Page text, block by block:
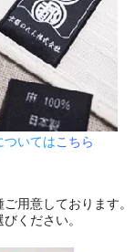
ついてはこちら
用意しております。
ください。